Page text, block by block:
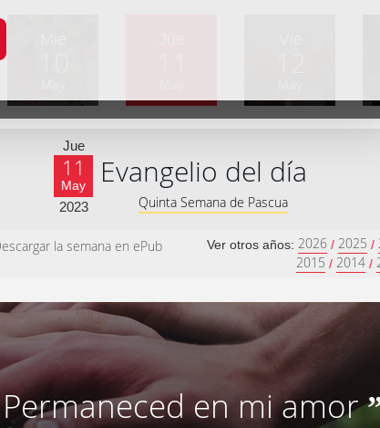
Jue
11
May
2023
Evangelio del día
Quinta Semana de Pascua
la semana en ePub Ver otros años: 2026 / 2025 /
2015 / 2014 /
Permaneced en mi amor